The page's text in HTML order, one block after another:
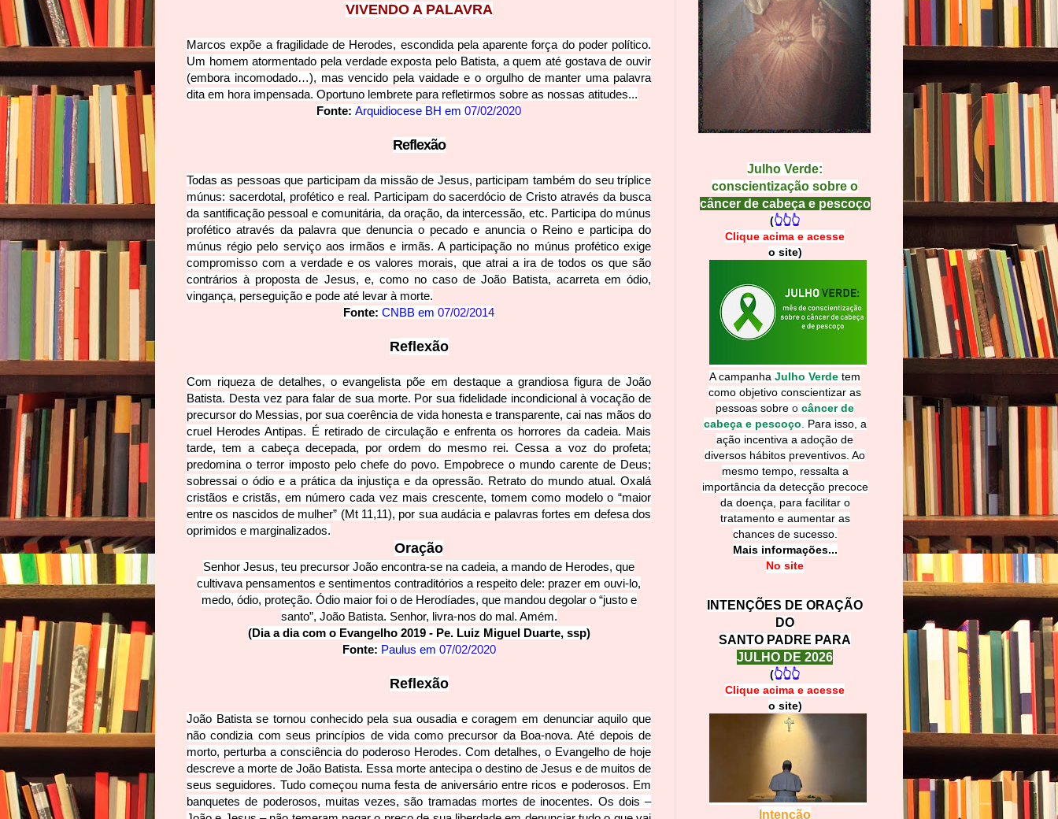
VIVENDO A PALAVRA
Marcos expõe a fragilidade de Herodes, escondida pela aparente força do poder político.
Um homem atormentado pela verdade exposta pelo Batista, a quem até gostava de ouvir
(embora incomodado…), mas vencido pela vaidade e o orgulho de manter uma palavra
dita em hora impensada. Oportuno lembrete para refletirmos sobre as nossas atitudes...
Fonte: Arquidiocese BH em 07/02/2020
Reflexão
Todas as pessoas que participam da missão de Jesus, participam também do seu tríplice
múnus: sacerdotal, profético e real. Participam do sacerdócio de Cristo através da busca
da santificação pessoal e comunitária, da oração, da intercessão, etc. Participa do múnus
profético através da palavra que denuncia o pecado e anuncia o Reino e participa do
múnus régio pelo serviço aos irmãos e irmãs. A participação no múnus profético exige
compromisso com a verdade e os valores morais, que atrai a ira de todos os que são
contrários à proposta de Jesus, e, como no caso de João Batista, acarreta em ódio,
vingança, perseguição e pode até levar à morte.
Fonte: CNBB em 07/02/2014
Reflexão
Com riqueza de detalhes, o evangelista põe em destaque a grandiosa figura de João
Batista. Desta vez para falar de sua morte. Por sua fidelidade incondicional à vocação de
precursor do Messias, por sua coerência de vida honesta e transparente, cai nas mãos do
cruel Herodes Antipas. É retirado de circulação e enfrenta os horrores da cadeia. Mais
tarde, tem a cabeça decepada, por ordem do mesmo rei. Cessa a voz do profeta;
predomina o terror imposto pelo chefe do povo. Empobrece o mundo carente de Deus;
sobressai o ódio e a prática da injustiça e da opressão. Retrato do mundo atual. Oxalá
cristãos e cristãs, em número cada vez mais crescente, tomem como modelo o “maior
entre os nascidos de mulher” (Mt 11,11), por sua audácia e palavras fortes em defesa dos
oprimidos e marginalizados.
Oração
Senhor Jesus, teu precursor João encontra-se na cadeia, a mando de Herodes, que
cultivava pensamentos e sentimentos contraditórios a respeito dele: prazer em ouvi-lo,
medo, ódio, proteção. Ódio maior foi o de Herodíades, que mandou degolar o “justo e
santo”, João Batista. Senhor, livra-nos do mal. Amém.
(Dia a dia com o Evangelho 2019 - Pe. Luiz Miguel Duarte, ssp)
Fonte: Paulus em 07/02/2020
Reflexão
João Batista se tornou conhecido pela sua ousadia e coragem em denunciar aquilo que
não condizia com seus princípios de vida como precursor da Boa-nova. Até depois de
morto, perturba a consciência do poderoso Herodes. Com detalhes, o Evangelho de hoje
descreve a morte de João Batista. Essa morte antecipa o destino de Jesus e de muitos de
seus seguidores. Tudo começou numa festa de aniversário entre ricos e poderosos. Em
banquetes de poderosos, muitas vezes, são tramadas mortes de inocentes. Os dois –
Julho Verde:
conscientização sobre o
câncer de cabeça e pescoço
(👆👆👆
Clique acima e acesse
o site)
A campanha Julho Verde tem
como objetivo conscientizar as
pessoas sobre o câncer de
cabeça e pescoço
Para isso, a
ação incentiva a adoção de
diversos hábitos preventivos. Ao
mesmo tempo, ressalta a
importância da detecção precoce
da doença, para facilitar o
tratamento e aumentar as
chances de sucesso.
Mais informações...
No site
INTENÇÕES DE ORAÇÃO
DO
SANTO PADRE PARA
JULHO DE 2026
(👆👆👆
Clique acima e acesse
o site)
Intenção